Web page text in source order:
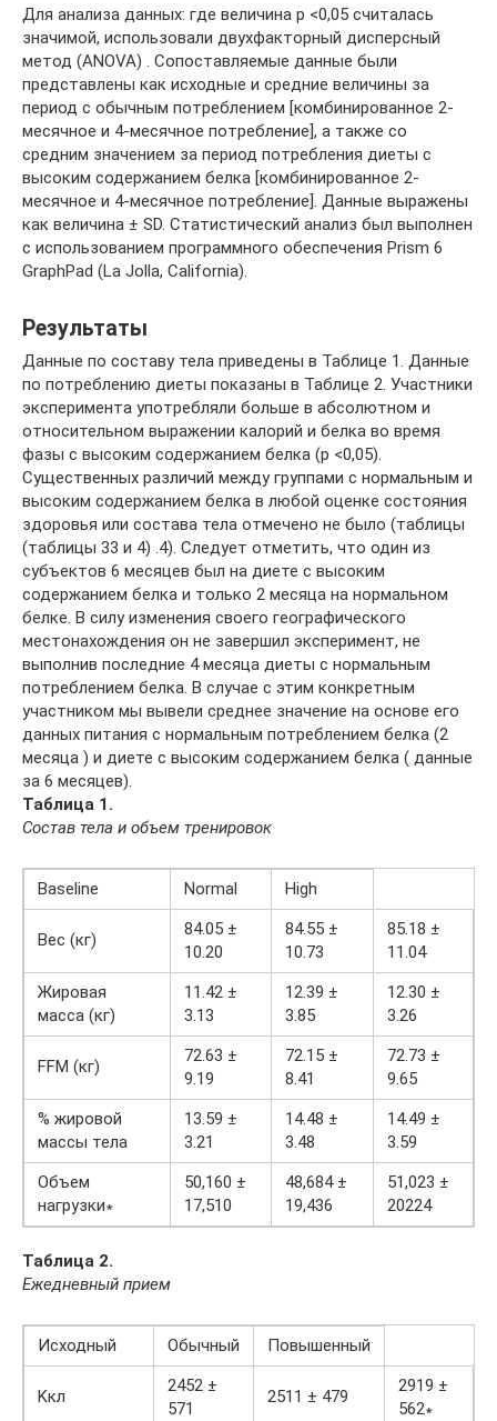
Для анализа данных: где величина p <0,05 считалась
значимой, использовали двухфакторный дисперсный
метод (ANOVA) . Сопоставляемые данные были
представлены как исходные и средние величины за
период с обычным потреблением [комбинированное 2-
месячное и 4-месячное потребление], а также со
средним значением за период потребления диеты с
высоким содержанием белка [комбинированное 2-
месячное и 4-месячное потребление]. Данные выражены
как величина ± SD. Статистический анализ был выполнен
с использованием программного обеспечения Prism 6
GraphPad (La Jolla, California).
Результаты
Данные по составу тела приведены в Таблице 1. Данные
по потреблению диеты показаны в Таблице 2. Участники
эксперимента употребляли больше в абсолютном и
относительном выражении калорий и белка во время
фазы с высоким содержанием белка (р <0,05).
Существенных различий между группами с нормальным и
высоким содержанием белка в любой оценке состояния
здоровья или состава тела отмечено не было (таблицы
(таблицы 33 и 4) .4). Следует отметить, что один из
субъектов 6 месяцев был на диете с высоким
содержанием белка и только 2 месяца на нормальном
белке. В силу изменения своего географического
местонахождения он не завершил эксперимент, не
выполнив последние 4 месяца диеты с нормальным
потреблением белка. В случае с этим конкретным
участником мы вывели среднее значение на основе его
данных питания с нормальным потреблением белка (2
месяца ) и диете с высоким содержанием белка ( данные
за 6 месяцев).
Таблица 1.
Состав тела и объем тренировок
Baseline Normal High
Вес (кг)
84.05 ±
10.20
84.55 ±
10.73
85.18 ±
11.04
Жировая
масса (кг)
11.42 ±
3.13
12.39 ±
3.85
12.30 ±
3.26
FFM (кг)
72.63 ±
9.19
72.15 ±
8.41
72.73 ±
9.65
% жировой
массы тела
13.59 ±
3.21
14.48 ±
3.48
14.49 ±
3.59
Объем
нагрузки∗
50,160 ±
17,510
48,684 ±
19,436
51,023 ±
20224
Таблица 2.
Ежедневный прием
Исходный Обычный Повышенный
Kкл
2452 ±
571
2511 ± 479
2919 ±
562∗